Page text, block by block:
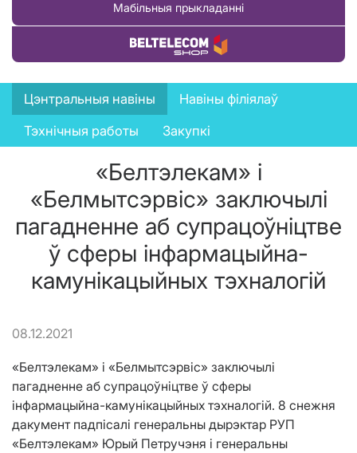
Мабільныя прыкладанні
Купіць тавар
News
menu
Цэнтральныя навіны
Навіны філіялаў
Тэхнічныя работы
Закупкі
«Белтэлекам» і
«Белмытсэрвіс» заключылі
пагадненне аб супрацоўніцтве
ў сферы інфармацыйна-
камунікацыйных тэхналогій
08.12.2021
«Белтэлекам» і «Белмытсэрвіс» заключылі
пагадненне аб супрацоўніцтве ў сферы
інфармацыйна-камунікацыйных тэхналогій. 8 снежня
дакумент падпісалі генеральны дырэктар РУП
«Белтэлекам» Юрый Петручэня і генеральны